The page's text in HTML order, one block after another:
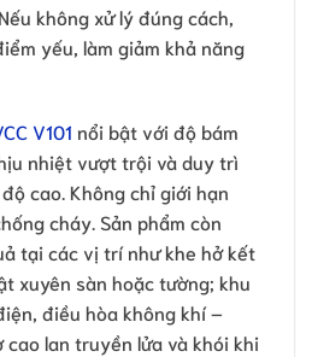
không xử lý đúng cách,
yếu, làm giảm khả năng
V101 nổi bật với độ bám
nhiệt vượt trội và duy trì
cao. Không chỉ giới hạn
cháy. Sản phẩm còn
tại các vị trí như khe hở kết
xuyên sàn hoặc tường; khu
điều hòa không khí –
cao lan truyền lửa và khói khi